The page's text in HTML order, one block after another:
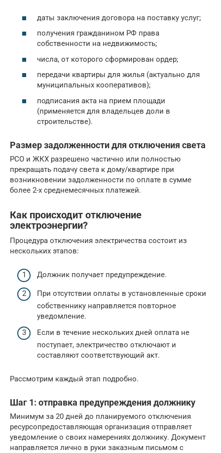
даты заключения договора на поставку услуг;
получения гражданином РФ права
собственности на недвижимость;
числа, от которого сформирован ордер;
передачи квартиры для жилья (актуально для
муниципальных кооперативов);
подписания акта на прием площади
(применяется для владельцев доли в
строительстве).
Размер задолженности для отключения света
РСО и ЖКХ разрешено частично или полностью
прекращать подачу света к дому/квартире при
возникновении задолженности по оплате в сумме
более 2-х среднемесячных платежей.
Как происходит отключение
электроэнергии?
Процедура отключения электричества состоит из
нескольких этапов:
Должник получает предупреждение.
При отсутствии оплаты в установленные сроки
собственнику направляется повторное
уведомление.
Если в течение нескольких дней оплата не
поступает, электричество отключают и
составляют соответствующий акт.
Рассмотрим каждый этап подробно.
Шаг 1: отправка предупреждения должнику
Минимум за 20 дней до планируемого отключения
ресурсопредоставляющая организация отправляет
уведомление о своих намерениях должнику. Документ
направляется лично в руки заказным письмом с